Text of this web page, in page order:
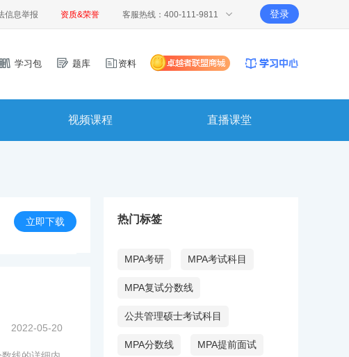
信息举报 资质&荣誉 客服热线：400-111-9811 登录
学习包 题库 资料
视频课程 直播课堂
立即下载
2022-05-20
热门标签
MPA考研 MPA考试科目
MPA复试分数线
公共管理硕士考试科目
MPA分数线 MPA提前面试